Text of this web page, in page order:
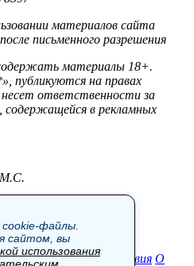
материалов сайта
письменного разрешения
материалы 18+.
публикуются на правах
ответственности за
в рекламных
М.С.
В мире Происшествия О
файлы.
сайтом, вы
использования